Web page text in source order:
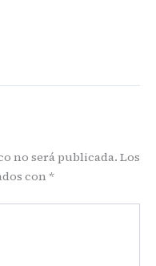
no será publicada. Los
con *